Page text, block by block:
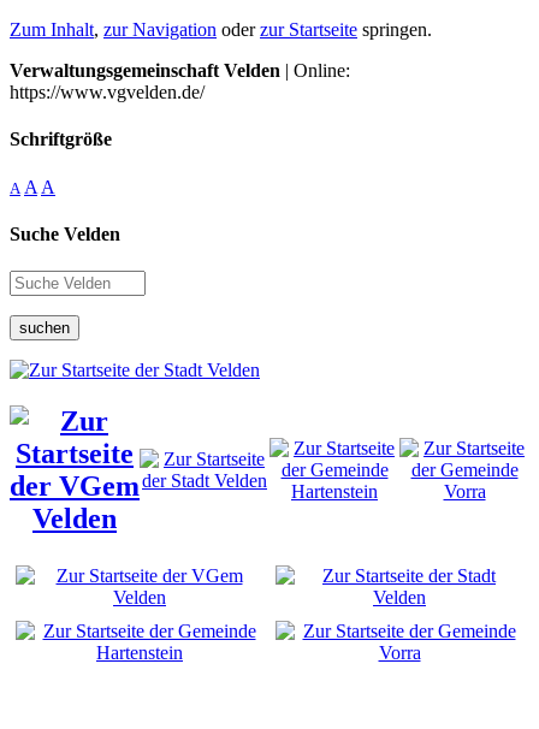
Zum Inhalt, zur Navigation oderzur Startseite springen.
Verwaltungsgemeinschaft Velden | Online:
https://www.vgvelden.de/
Schriftgröße
A A A
Suche Velden
suchen